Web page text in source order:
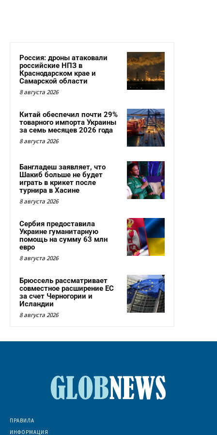
Россия: дроны атаковали
российские НПЗ в
Краснодарском крае и
Самарской области
8 августа 2026
Китай обеспечил почти 29%
товарного импорта Украины
за семь месяцев 2026 года
8 августа 2026
Бангладеш заявляет, что
Шакиб больше не будет
играть в крикет после
турнира в Хасине
8 августа 2026
Сербия предоставила
Украине гуманитарную
помощь на сумму 63 млн
евро
8 августа 2026
Брюссель рассматривает
совместное расширение ЕС
за счет Черногории и
Исландии
8 августа 2026
ПРАВИЛА
ИНФОРМАЦИЯ